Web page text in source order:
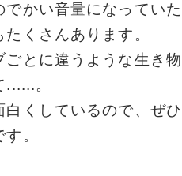
でかい音量になっていた
くさんあります。
ごとに違うような生き物
。
白くしているので、ぜひ
。